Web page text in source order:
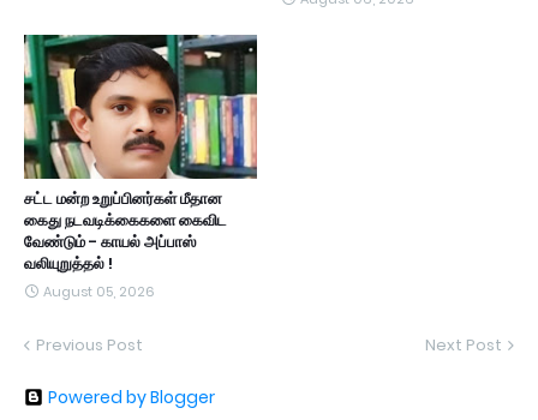
சட்ட மன்ற உறுப்பினர்கள் மீதான
கைது நடவடிக்கைகளை கைவிட
வேண்டும் - காயல் அப்பாஸ்
வலியுறுத்தல் !
August 05, 2026
Previous Post Next Post
Powered by Blogger